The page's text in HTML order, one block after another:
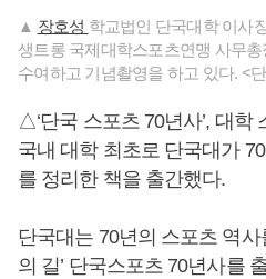
▲ 장호성 학교법인 단국대학 이사
생트롱 국제대학스포츠연맹 사무
수여하고 기념촬영을 하고 있다. <
△‘단국 스포츠 70년사’, 대학
국내 대학 최초로 단국대가
를 정리한 책을 출간했다.
단국대는 70년의 스포츠 역
의 길’ 단국스포츠 70년사를